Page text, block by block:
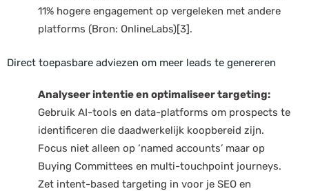
11% hogere engagement op vergeleken met andere
platforms (Bron: OnlineLabs)[3].
Direct toepasbare adviezen om meer leads te genereren
Analyseer intentie en optimaliseer targeting:
Gebruik AI-tools en data-platforms om prospects te
identificeren die daadwerkelijk koopbereid zijn.
Focus niet alleen op ‘named accounts’ maar op
Buying Committees en multi-touchpoint journeys.
Zet intent-based targeting in voor je SEO en